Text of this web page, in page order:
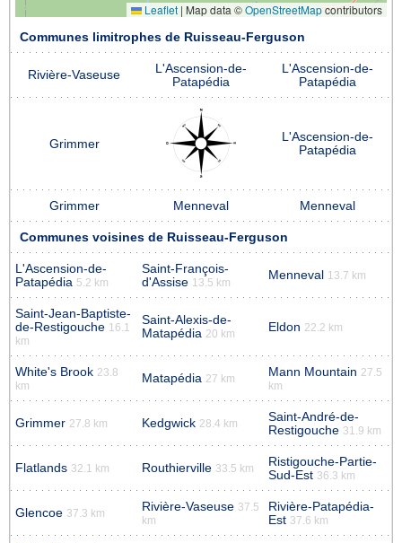
Leaflet | Map data ©OpenStreetMapcontributors
Communes limitrophes de Ruisseau-Ferguson
Rivière-Vaseuse
L'Ascension-de-
Patapédia
L'Ascension-de-
Patapédia
Grimmer
L'Ascension-de-
Patapédia
Grimmer Menneval Menneval
Communes voisines de Ruisseau-Ferguson
L'Ascension-de-
Patapédia 5.2 km
Saint-François-
d'Assise 13.5 km
Menneval 13.7 km
Saint-Jean-Baptiste-
de-Restigouche 16.1
km
Saint-Alexis-de-
Matapédia 20 km Eldon 22.2 km
White's Brook 23.8
km
Matapédia 27 km Mann Mountain 27.5
km
Grimmer 27.8 km Kedgwick 28.4 km
Saint-André-de-
Restigouche 31.9 km
Flatlands 32.1 km Routhierville 33.5 km
Ristigouche-Partie-
Sud-Est 36.3 km
Glencoe 37.3 km Rivière-Vaseuse 37.5
km
Rivière-Patapédia-
Est 37.6 km